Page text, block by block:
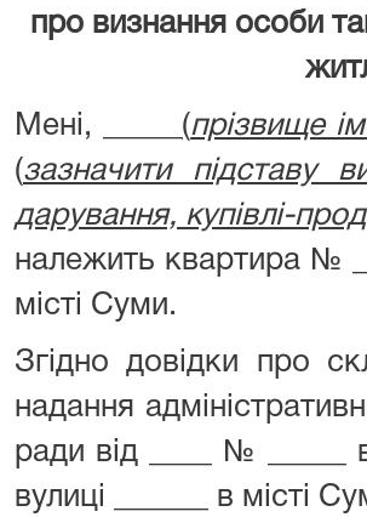
про визнання особи
Мені, _____ (прізвище
(зазначити підставу
дарування, купівлі-
належить квартира №
місті Суми.
Згідно довідки про
надання
ради від ____ № _____
вулиці ______ в місті